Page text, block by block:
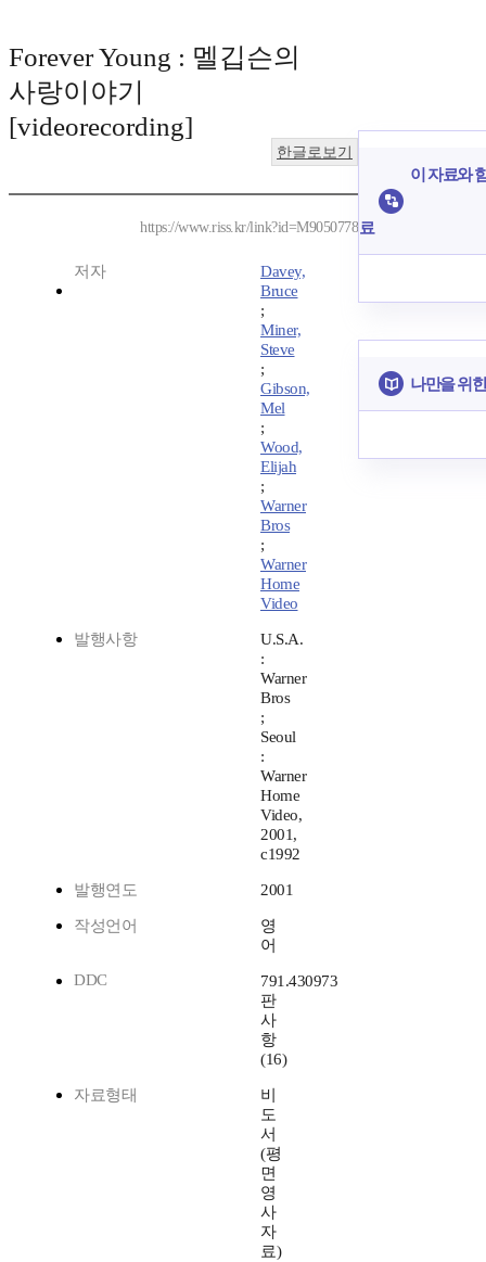
Forever Young : 멜깁슨의
사랑이야기
[videorecording]
한글로보기
https://www.riss.kr/link?id=M9050778
저자
Davey,
Bruce
;
Miner,
Steve
;
Gibson,
Mel
;
Wood,
Elijah
;
Warner
Bros
;
Warner
Home
Video
발행사항
U.S.A.
:
Warner
Bros
;
Seoul
:
Warner
Home
Video,
2001,
c1992
발행연도 2001
작성언어
영
어
DDC
791.430973
판
사
항
(16)
자료형태
비
도
서
(평
면
영
사
자
료)
이 자료와
료
나만을 위